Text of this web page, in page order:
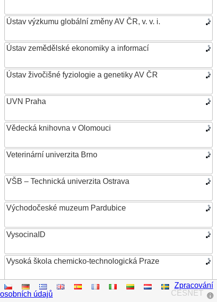
Ústav výzkumu globální změny AV ČR, v. v. i.
Ústav zemědělské ekonomiky a informací
Ústav živočišné fyziologie a genetiky AV ČR
UVN Praha
Vědecká knihovna v Olomouci
Veterinární univerzita Brno
VŠB – Technická univerzita Ostrava
Východočeské muzeum Pardubice
VysocinaID
Vysoká škola chemicko-technologická Praze
Vysoká škola ekonomická v Praze
CESNET
Zpracování
osobních údajů